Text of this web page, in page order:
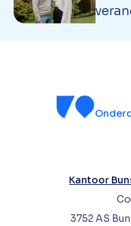
Kantoor
3752 AS